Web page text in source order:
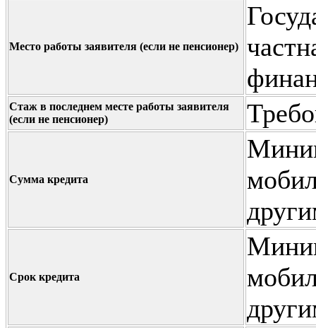
Место работы заявителя (если не пенсионер)
Стаж в последнем месте работы заявителя
(если не пенсионер)
Сумма кредита
Срок кредита